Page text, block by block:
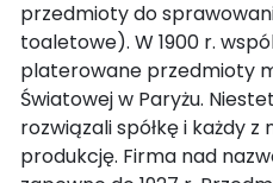
przedmioty do
toaletowe). W 1900 r.
platerowane przedmioty
Światowej w Paryżu.
rozwiązali spółkę i każdy z
produkcję. Firma nad